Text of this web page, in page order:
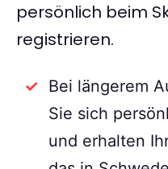
persönlich beim
registrieren.
Bei längerem
Sie sich
und erhalten